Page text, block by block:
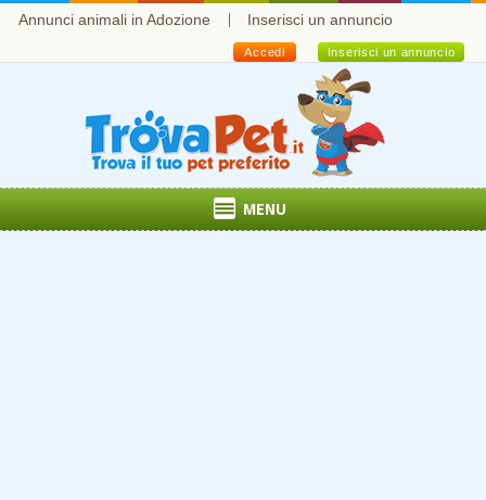
Annunci animali in Adozione Inserisci un annuncio
Inserisci un annuncio
Accedi
MENU